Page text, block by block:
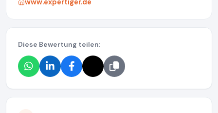
www.expertiger.de
Diese Bewertung teilen: